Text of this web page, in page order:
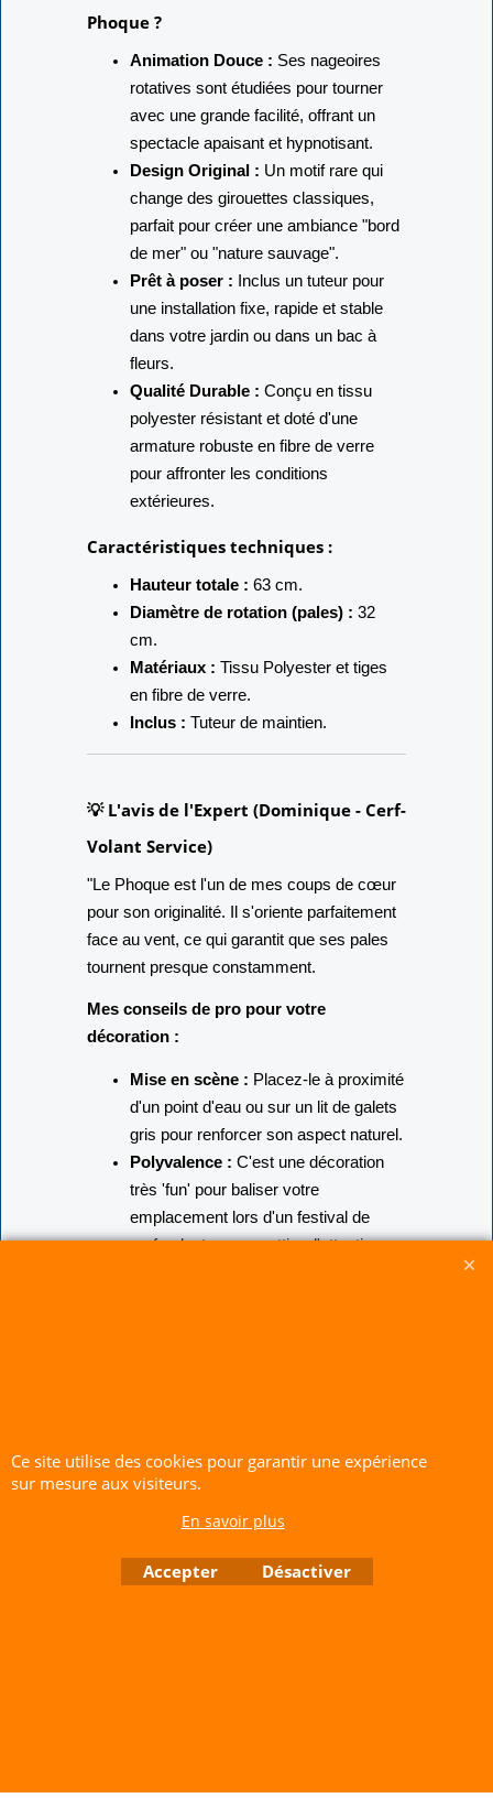
Phoque ?
Animation Douce : Ses nageoires
rotatives sont étudiées pour tourner
avec une grande facilité, offrant un
spectacle apaisant et hypnotisant.
Design Original : Un motif rare qui
change des girouettes classiques,
parfait pour créer une ambiance "bord
de mer" ou "nature sauvage".
Prêt à poser : Inclus un tuteur pour
une installation fixe, rapide et stable
dans votre jardin ou dans un bac à
fleurs.
Qualité Durable : Conçu en tissu
polyester résistant et doté d'une
armature robuste en fibre de verre
pour affronter les conditions
extérieures.
Caractéristiques techniques :
Hauteur totale : 63 cm.
Diamètre de rotation (pales) : 32
cm.
Matériaux : Tissu Polyester et tiges
en fibre de verre.
Inclus : Tuteur de maintien.
💡 L'avis de l'Expert (Dominique - Cerf-
Volant Service)
"Le Phoque est l'un de mes coups de cœur
pour son originalité. Il s'oriente parfaitement
face au vent, ce qui garantit que ses pales
tournent presque constamment.
Mes conseils de pro pour votre
décoration :
Mise en scène : Placez-le à proximité
d'un point d'eau ou sur un lit de galets
gris pour renforcer son aspect naturel.
Polyvalence : C'est une décoration
très 'fun' pour baliser votre
emplacement lors d'un festival de
cerf-volant ou pour attirer l'attention
rotation."
Site de Vente Par Correspondance.
Vente directe auprès de notre local uniquement sur rendez-vous
Ce site utilise des cookies pour garantir une expérience
sur mesure aux visiteurs.
En savoir plus
Accepter Désactiver